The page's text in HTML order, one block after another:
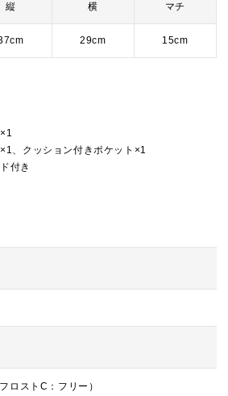
縦 横 マチ
29cm 15cm
、クッション付きポケット×1
付き
ロストC：フリー）